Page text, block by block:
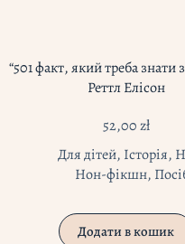
“501 факт, який треба знати
Реттл Елісон
52,00zł
Для дітей, Історія,
Нон-фікшн,
Додати в кошик